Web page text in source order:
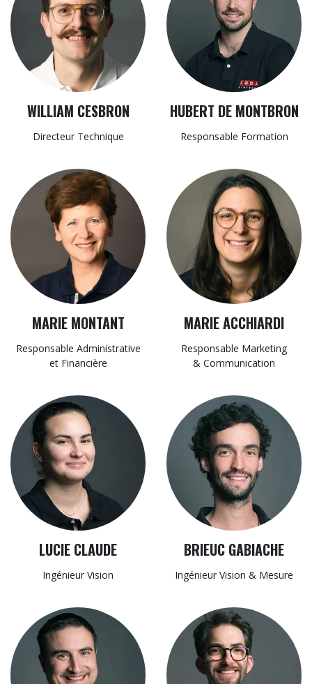
WILLIAM CESBRON
DirecteurTechnique
HUBERT DE MONTBRON
Responsable Formation
MARIE MONTANT
Responsable Administrative​
et Financière
MARIE ACCHIARDI
Responsable Marketing
& Communication
LUCIE CLAUDE
Ingénieur Vision​
BRIEUC GABIACHE
Ingénieur Vision & Mesure​